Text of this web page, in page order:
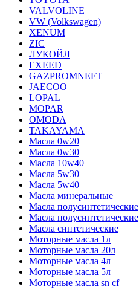
VALVOLINE
VW (Volkswagen)
XENUM
ZIC
ЛУКОЙЛ
EXEED
GAZPROMNEFT
JAECOO
LOPAL
MOPAR
OMODA
TAKAYAMA
Масла 0w20
Масла 0w30
Масла 10w40
Масла 5w30
Масла 5w40
Масла минеральные
Масла полусинтетические
Масла полусинтетические
Масла синтетические
Моторные масла 1л
Моторные масла 20л
Моторные масла 4л
Моторные масла 5л
Моторные масла sn cf